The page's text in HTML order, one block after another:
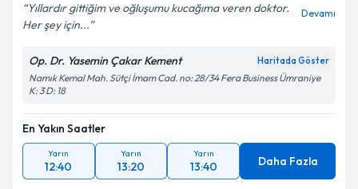
Yıllardır gittiğim ve oğluşumu kucağıma veren doktor.
Her şey için...
Devamı
Op. Dr. Yasemin Çakar Kement Haritada Göster
Namık Kemal Mah. Sütçi İmam Cad. no: 28/34 Fera Business Ümraniye
K: 3 D: 18
En Yakın Saatler
Yarın
12:40
Yarın
13:20
Yarın
13:40 Daha Fazla